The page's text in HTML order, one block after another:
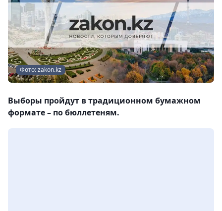
Фото: zakon.kz
Выборы пройдут в традиционном бумажном
формате – по бюллетеням.